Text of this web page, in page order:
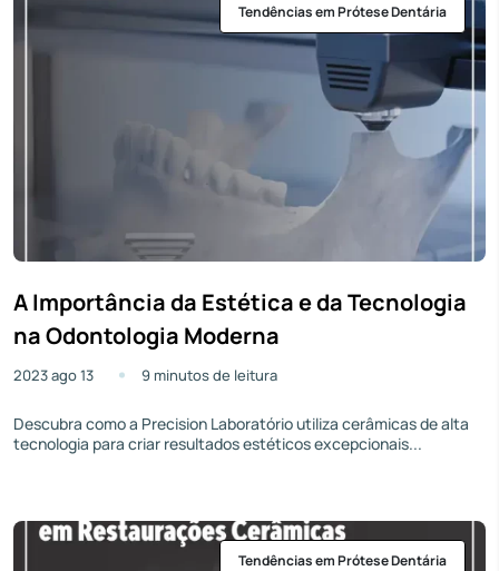
Tendências em Prótese Dentária
A Importância da Estética e da Tecnologia
na Odontologia Moderna
2023 ago 13 9 minutos de leitura
Descubra como a Precision Laboratório utiliza cerâmicas de alta
tecnologia para criar resultados estéticos excepcionais...
Tendências em Prótese Dentária